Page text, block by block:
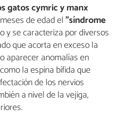
gatos cymric y manx
de edad el"síndrome
y se caracteriza por diversos
que acorta en exceso la
aparecer anomalías en
la espina bífida que
de los nervios
a nivel de la vejiga,